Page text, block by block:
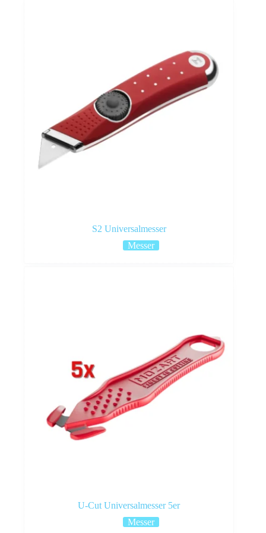
S2 Universalmesser
Messer
U-Cut Universalmesser 5er
Messer